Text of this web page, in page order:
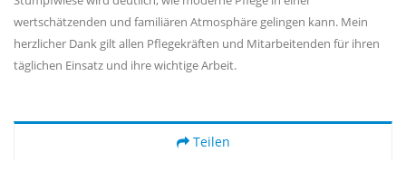
wertschätzenden und familiären Atmosphäre gelingen kann. Mein
herzlicher Dank gilt allen Pflegekräften und Mitarbeitenden für ihren
täglichen Einsatz und ihre wichtige Arbeit.
Teilen